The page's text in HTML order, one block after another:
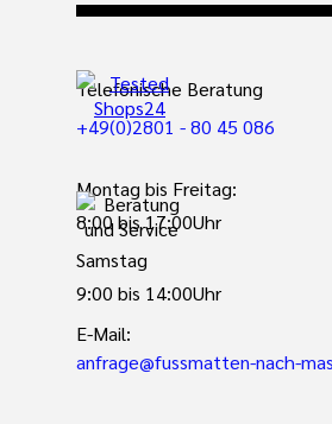
Telefonische Beratung
+49(0)2801 - 80 45 086
Montag bis Freitag:
8:00 bis 17:00Uhr
Samstag
9:00 bis 14:00Uhr
E-Mail:
anfrage@fussmatten-nach-